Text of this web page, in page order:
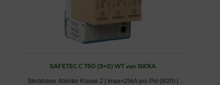
SAFETEC C 750 (3+0) WT von ISKRA
Steckbarer Ableiter Klasse 2 | Imax=25kA pro Pol (8/20) |